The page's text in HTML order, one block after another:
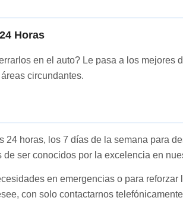
Horas
en el auto? Le pasa a los mejores
circundantes.
horas, los 7 días de la semana para
ser conocidos por la excelencia en
en emergencias o para reforzar
con solo contactarnos